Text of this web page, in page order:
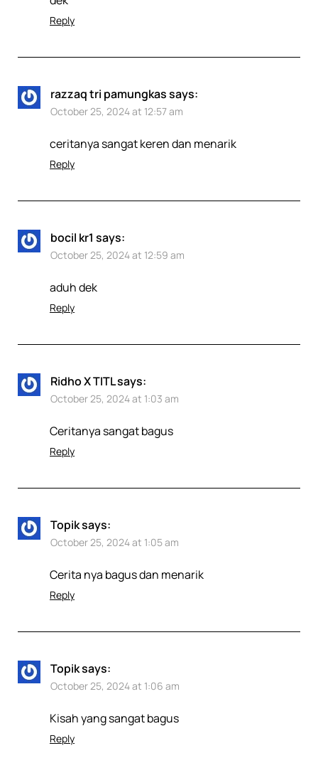
Reply
razzaq tri pamungkassays:
October 25, 2024 at 12:57 am
ceritanya sangat keren dan menarik
Reply
bocil kr1 says:
October 25, 2024 at 12:59 am
aduh dek
Reply
Ridho X TITLsays:
October 25, 2024 at 1:03 am
Ceritanya sangat bagus
Reply
Topiksays:
October 25, 2024 at 1:05 am
Cerita nya bagus dan menarik
Reply
Topiksays:
October 25, 2024 at 1:06 am
Kisah yang sangat bagus
Reply